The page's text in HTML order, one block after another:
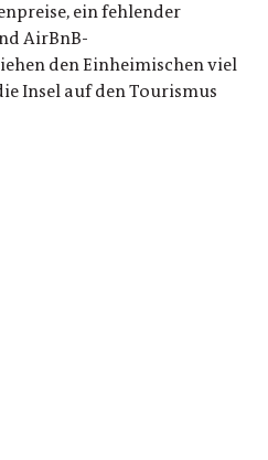
ein fehlender
AirBnB-
den Einheimischen viel
Insel auf den Tourismus